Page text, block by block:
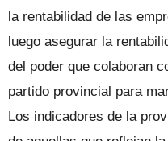
la rentabilidad de las
luego asegurar la
del poder que colaboran
partido provincial para
Los indicadores de la